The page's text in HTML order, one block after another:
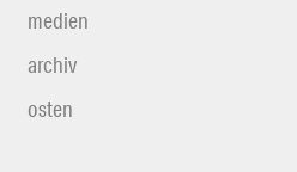
medien
archiv
osten